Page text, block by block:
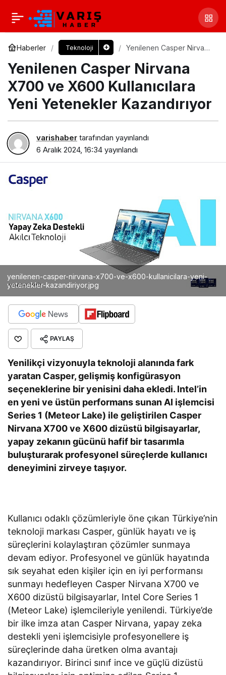
Haberler Teknoloji
Yenilenen Casper Nirvana
Kullanıcılara Yeni
Yetenekler Kazandırıyor
Yenilenen Casper Nirvana
X700 ve X600 Kullanıcılara
Yeni Yetenekler Kazandırıyor
varishaber tarafından yayınlandı
6 Aralık 2024, 16:34 yayınlandı
yenilenen-casper-nirvana-x700-ve-x600-kullanicilara-yeni-
yetenekler-kazandiriyor.jpg
PAYLAŞ
Yenilikçi vizyonuyla teknoloji alanında fark
yaratan Casper, gelişmiş konfigürasyon
seçeneklerine bir yenisini daha ekledi. Intel’in
en yeni ve üstün performans sunan AI işlemcisi
Series 1 (Meteor Lake) ile geliştirilen Casper
Nirvana X700 ve X600 dizüstü bilgisayarlar,
yapay zekanın gücünü hafif bir tasarımla
buluşturarak profesyonel süreçlerde kullanıcı
deneyimini zirveye taşıyor.
Kullanıcı odaklı çözümleriyle öne çıkan Türkiye’nin
teknoloji markası Casper, günlük hayatı ve iş
süreçlerini kolaylaştıran çözümler sunmaya
devam ediyor. Profesyonel ve günlük hayatında
sık seyahat eden kişiler için en iyi performansı
sunmayı hedefleyen Casper Nirvana X700 ve
X600 dizüstü bilgisayarlar, Intel Core Series 1
(Meteor Lake) işlemcileriyle yenilendi. Türkiye’de
bir ilke imza atan Casper Nirvana, yapay zeka
destekli yeni işlemcisiyle profesyonellere iş
süreçlerinde daha üretken olma avantajı
kazandırıyor. Birinci sınıf ince ve güçlü dizüstü